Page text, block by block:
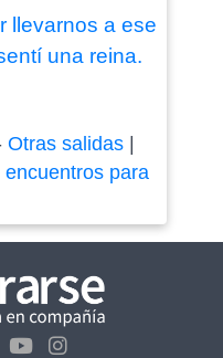
llevarnos a ese
una reina.
Otras salidas|
para